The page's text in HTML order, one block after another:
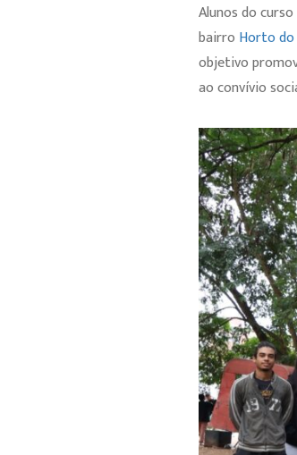
Alunos do
bairro Horto do
objetivo
ao convívio